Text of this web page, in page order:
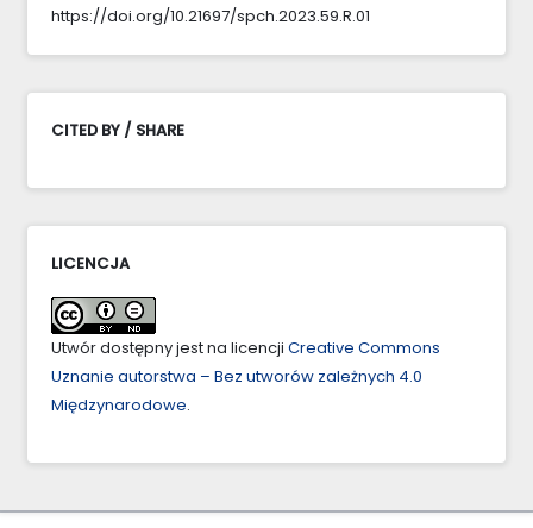
https://doi.org/10.21697/spch.2023.59.R.01
CITED BY / SHARE
LICENCJA
Utwór dostępny jest na licencji Creative Commons
Uznanie autorstwa – Bez utworów zależnych 4.0
Międzynarodowe.